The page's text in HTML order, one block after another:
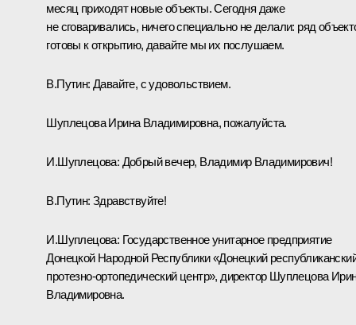
месяц приходят новые объекты. Сегодня даже
не сговаривались, ничего специально не делали: ряд
готовы к открытию, давайте мы их послушаем.
В.Путин: Давайте, с удовольствием.
Шуплецова Ирина Владимировна, пожалуйста.
И.Шуплецова: Добрый вечер, Владимир Владимирович!
В.Путин: Здравствуйте!
И.Шуплецова: Государственное унитарное предприятие
Донецкой Народной Республики «Донецкий
протезно-ортопедический центр», директор Шуплецова
Владимировна.